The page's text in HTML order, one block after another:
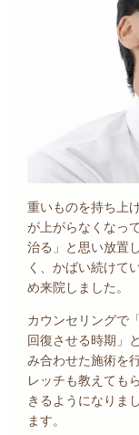
重いものを持ち上
が上がらなくなっ
治る」と思い放置
く、かばい続けて
め来院しました。
カウンセリングで
回復させる時期」
み合わせた施術を
レッチも教えても
きるようになりま
ます。